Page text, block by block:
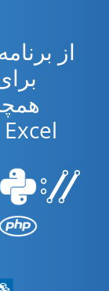
Excel استفاده کنید.